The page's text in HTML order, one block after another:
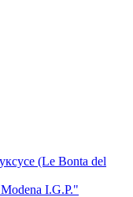
(Le Bonta del
I.G.P."